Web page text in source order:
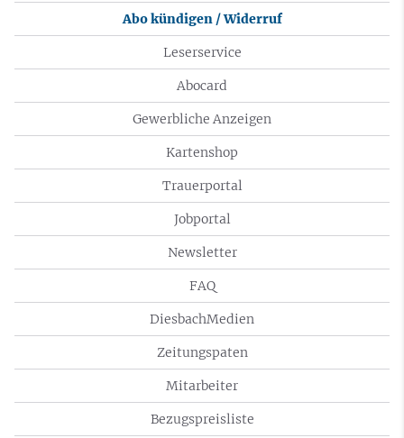
Abo kündigen / Widerruf
Leserservice
Abocard
Gewerbliche Anzeigen
Kartenshop
Trauerportal
Jobportal
Newsletter
FAQ
DiesbachMedien
Zeitungspaten
Mitarbeiter
Bezugspreisliste